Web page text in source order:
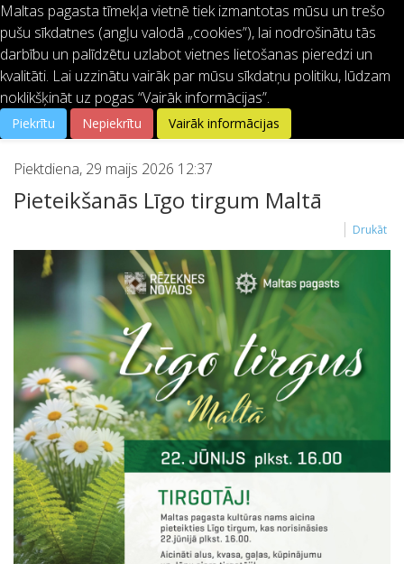
64621401 info@malta.lv
Piektdiena, 29 maijs 2026 12:37
Pieteikšanās Līgo tirgum Maltā
Drukāt
Maltas pagasta tīmekļa vietnē tiek izmantotas mūsu un trešo
pušu sīkdatnes (angļu valodā „cookies”), lai nodrošinātu tās
darbību un palīdzētu uzlabot vietnes lietošanas pieredzi un
kvalitāti. Lai uzzinātu vairāk par mūsu sīkdatņu politiku, lūdzam
noklikšķināt uz pogas “Vairāk informācijas”.
Piekrītu Nepiekrītu Vairāk informācijas